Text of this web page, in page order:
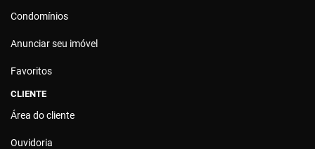
Condomínios
Anunciar seu imóvel
Favoritos
CLIENTE
Área do cliente
Ouvidoria